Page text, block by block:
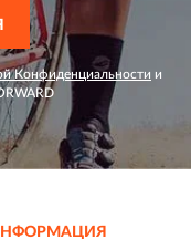
Конфиденциальности и